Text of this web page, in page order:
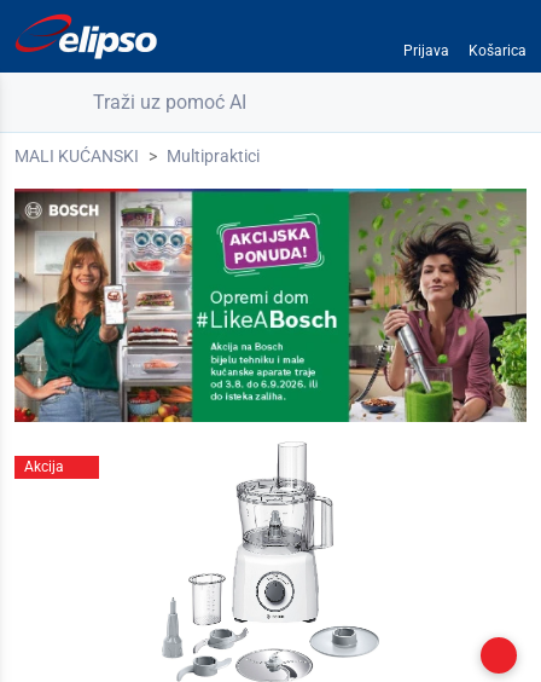
Prijava Košarica
Traži uz pomoć AI
MALI KUĆANSKI Multipraktici
Akcija